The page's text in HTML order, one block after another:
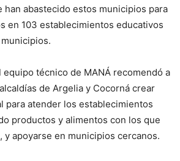
han abastecido estos municipios para
en 103 establecimientos educativos
equipo técnico de MANÁ recomendó a
de Argelia y Cocorná crear
para atender los establecimientos
productos y alimentos con los que
apoyarse en municipios cercanos.